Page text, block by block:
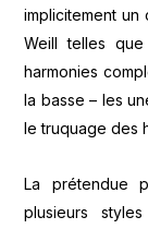
implicitement
Weill telles
harmonies
la basse – les
le truquage des
La prétendue
plusieurs